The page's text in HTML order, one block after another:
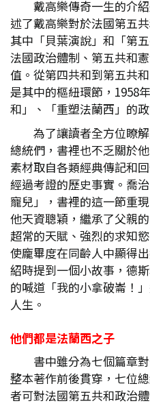
戴高樂傳奇一生的介
述了戴高樂對於法國第五
其中「貝葉演說」和「第
法國政治體制、第五共和
值。從第四共和到第五共
是其中的樞紐環節，1958
和」、「重塑法蘭西」的
為了讓讀者全方位瞭
總統們，書裡也不乏關於
素材取自各類經典傳記和
經過考證的歷史事實。喬
寵兒」，書裡的這一節重
他天資聰穎，繼承了父親
超常的天賦、強烈的求知
使龐畢度在同齡人中顯得
紹時提到一個小故事，德
的喊道「我的小拿破崙！
人生。
他們都是法蘭西之子
書中雖分為七個篇章
整本著作前後貫穿，七位
者可對法國第五共和政治